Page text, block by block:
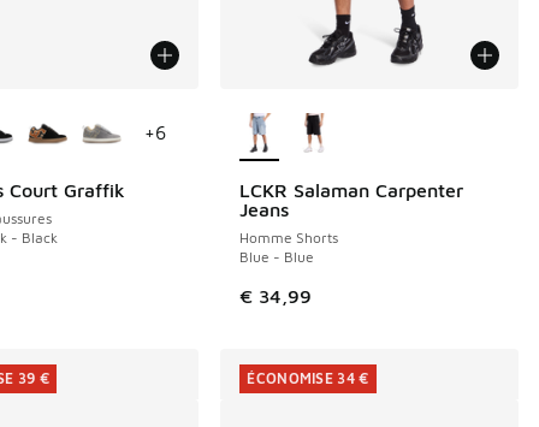
139,99 à € 110,00
Court Graffik
- Black
+6
LCKR Salaman Carpenter
Jeans
Homme Shorts
Blue - Blue
€ 34,99
39 € ÉCONOMISE 34 €